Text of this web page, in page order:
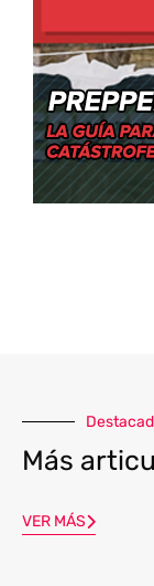
Más
VER MÁS